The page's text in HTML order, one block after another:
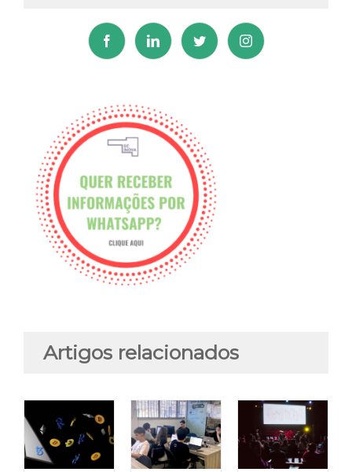
Artigos relacionados